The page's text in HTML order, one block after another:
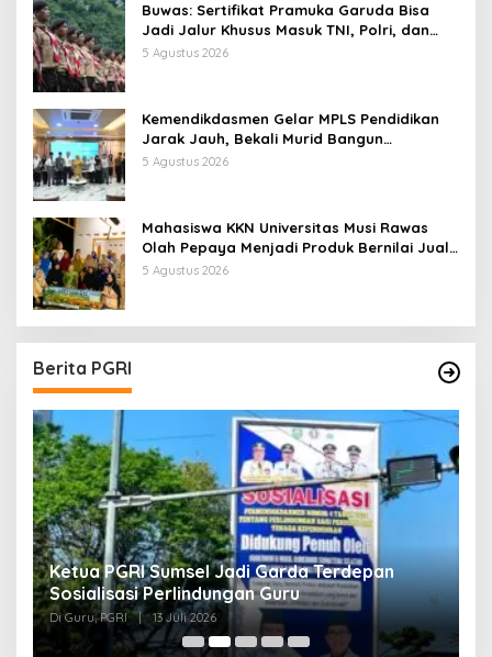
Buwas: Sertifikat Pramuka Garuda Bisa
Jadi Jalur Khusus Masuk TNI, Polri, dan
Perguruan Tinggi
5 Agustus 2026
Kemendikdasmen Gelar MPLS Pendidikan
Jarak Jauh, Bekali Murid Bangun
Kemandirian Belajar
5 Agustus 2026
Mahasiswa KKN Universitas Musi Rawas
Olah Pepaya Menjadi Produk Bernilai Jual
Tinggi, Dorong UMKM Desa Air Satan
5 Agustus 2026
Berita PGRI
Ketua PGRI Sumsel Jadi Garda Terdepan
Sosialisasi Perlindungan Guru
Di Guru, PGRI | 13 Juli 2026